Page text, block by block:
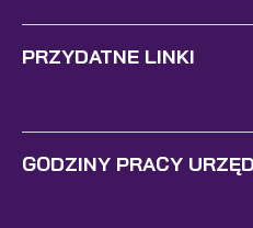
PRZYDATNE LINKI
GODZINY PRACY